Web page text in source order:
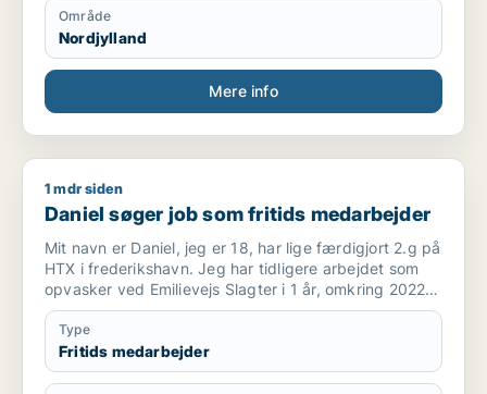
Område
Nordjylland
Mere info
Daniel søger job som fritids medarbejder
1 mdr siden
Daniel søger job som fritids medarbejder
Mit navn er Daniel, jeg er 18, har lige færdigjort 2.g på
HTX i frederikshavn. Jeg har tidligere arbejdet som
opvasker ved Emilievejs Slagter i 1 år, omkring 2022
til 2023. Før det arbejdede jeg som reklame og avis
omdeler.
Type
Fritids medarbejder